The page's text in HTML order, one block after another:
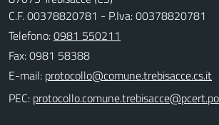
C.F. 00378820781 - P.Iva: 00378820781
Telefono:0981 550211
Fax: 0981 58388
E-mail:
PEC: